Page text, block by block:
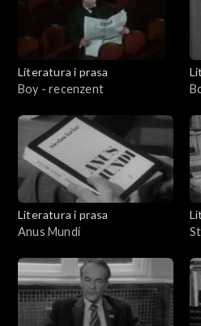
Literatura i prasa
Boy - recenzent
Literatura i prasa
Anus Mundi